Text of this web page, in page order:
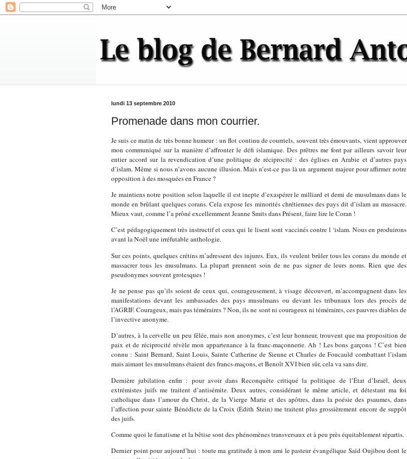
lundi 13 septembre 2010
Promenade dans mon courrier.
Je suis ce matin de très bonne humeur : un flot continu de courriels, souvent très émouvants, vient approuver
mon communiqué sur la manière d’affronter le défi islamique. Des prêtres me font par ailleurs savoir leur
entier accord sur la revendication d’une politique de réciprocité : des églises en Arabie et d’autres pays
d’islam. Même si nous n’avons aucune illusion. Mais n’est-ce pas là un argument majeur pour affirmer notre
opposition à des mosquées en France ?
Je maintiens notre position selon laquelle il est inepte d’exaspérer le milliard et demi de musulmans dans le
monde en brûlant quelques corans. Cela expose les minorités chrétiennes des pays dit d’islam au massacre.
Mieux vaut, comme l’a prôné excellemment Jeanne Smits dans Présent, faire lire le Coran !
C’est pédagogiquement très instructif et ceux qui le lisent sont vaccinés contre l ‘islam. Nous en produirons
avantla Noël une irréfutable anthologie.
Sur ces points, quelques crétins m’adressent des injures. Eux, ils veulent brûler tous les corans du monde et
massacrer tous les musulmans. La plupart prennent soin de ne pas signer de leurs noms. Rien que des
pseudonymes souvent grotesques !
Je ne pense pas qu’ils soient de ceux qui, courageusement, à visage découvert, m’accompagnent dans les
manifestations devant les ambassades des pays musulmans ou devant les tribunaux lors des procès de
l’AGRIF. Courageux, mais pas téméraires ? Non, ils ne sont ni courageux ni téméraires, ces pauvres diables de
l’invective anonyme.
D’autres, à la cervelle un peu fêlée, mais non anonymes, c’est leur honneur, trouvent que ma proposition de
paix et de réciprocité révèle mon appartenance à la franc-maçonnerie. Ah ! Les bons garçons ! C’est bien
connu : Saint Bernard, Saint Louis, Sainte Catherine de Sienne et Charles de Foucauld combattant l’islam
mais aimant les musulmans étaient des francs-maçons, et Benoît XVI bien sûr, cela va sans dire.
Dernière jubilation enfin : pour avoir dans Reconquête critiqué la politique de l’État d’Israël, deux
extrémistes juifs me traitent d’antisémite. Deux autres, considérant le même article, et détestant ma foi
catholique dans l’amour du Christ, dela Vierge Marieet des apôtres, dans la poésie des psaumes, dans
l’affection pour sainte Bénédicte de la Croix (Édith Stein) me traitent plus grossièrement encore de suppôt
des juifs.
Comme quoi le fanatisme et la bêtise sont des phénomènes transversaux et à peu près équitablement répartis.
Dernier point pour aujourd’hui : toute ma gratitude à mon ami le pasteur évangélique Saïd Oujibou dont le